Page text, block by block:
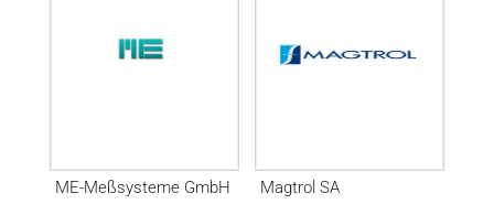
ME-Meßsysteme GmbH Magtrol SA